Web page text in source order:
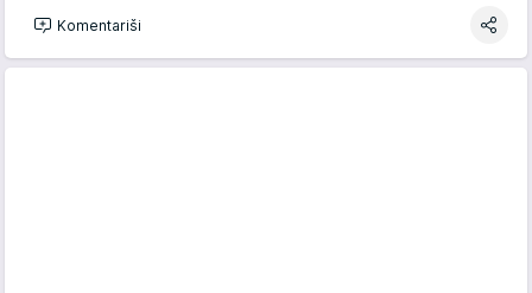
Komentariši